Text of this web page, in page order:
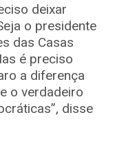
deixar
o presidente
das Casas
é preciso
a diferença
o verdadeiro
disse